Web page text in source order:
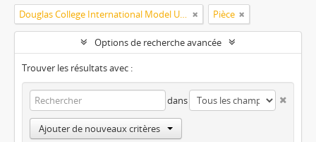
Douglas College International Model United Nations (DOUGIMUN) Pièce
Options de recherche avancée
Trouver les résultats avec :
dans
Ajouter de nouveaux critères